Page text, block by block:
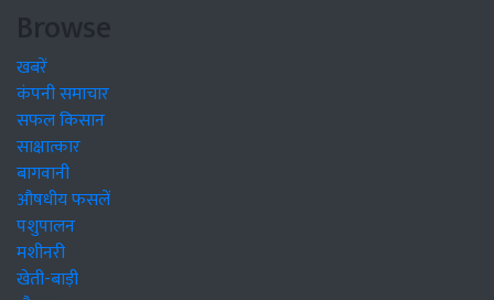
Browse
खबरें
कंपनी समाचार
सफल किसान
साक्षात्कार
बागवानी
औषधीय फसलें
पशुपालन
मशीनरी
खेती-बाड़ी